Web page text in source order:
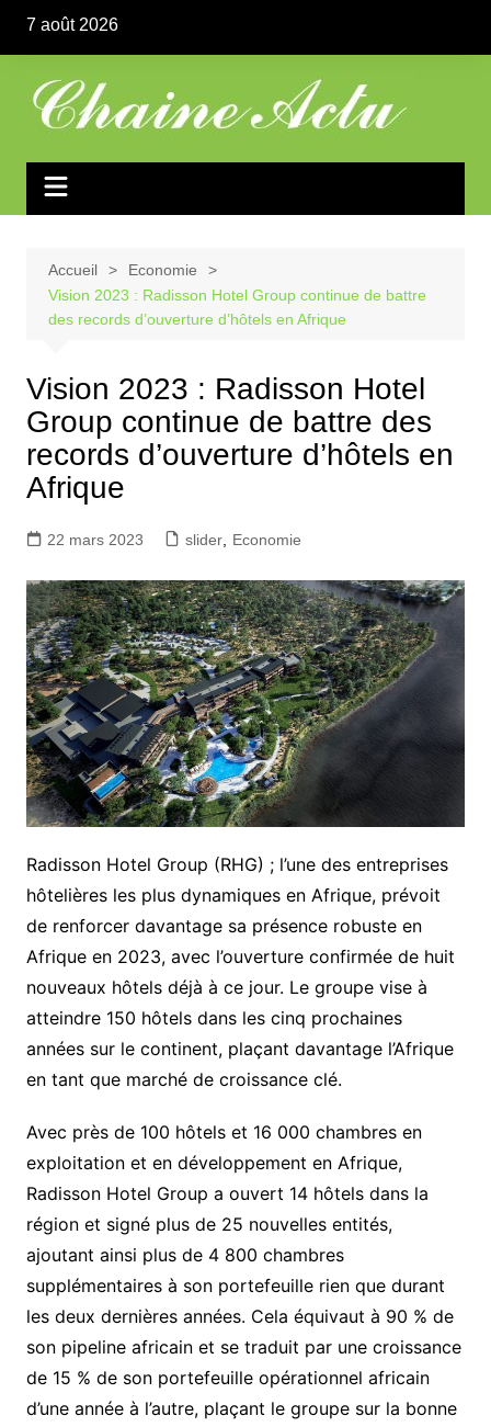
contenu
7 août 2026
Accueil
Economie
Vision 2023 : Radisson Hotel Group continue de battre
des records d’ouverture d’hôtels en Afrique
Vision 2023 : Radisson Hotel
Group continue de battre des
records d’ouverture d’hôtels en
Afrique
22 mars 2023 slider, Economie
Radisson Hotel Group (RHG) ; l’une des entreprises
hôtelières les plus dynamiques en Afrique, prévoit
de renforcer davantage sa présence robuste en
Afrique en 2023, avec l’ouverture confirmée de huit
nouveaux hôtels déjà à ce jour. Le groupe vise à
atteindre 150 hôtels dans les cinq prochaines
années sur le continent, plaçant davantage l’Afrique
en tant que marché de croissance clé.
Avec près de 100 hôtels et 16 000 chambres en
exploitation et en développement en Afrique,
Radisson Hotel Group a ouvert 14 hôtels dans la
région et signé plus de 25 nouvelles entités,
ajoutant ainsi plus de 4 800 chambres
supplémentaires à son portefeuille rien que durant
les deux dernières années. Cela équivaut à 90 % de
son pipeline africain et se traduit par une croissance
de 15 % de son portefeuille opérationnel africain
d’une année à l’autre, plaçant le groupe sur la bonne